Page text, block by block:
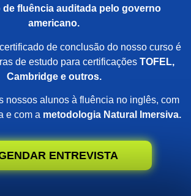
de fluência auditada pelo governo
americano.
de conclusão do nosso curso é
de estudo para certificações TOFEL,
Cambridge e outros.
nossos alunos à fluência no inglês, com
e com a metodologia Natural Imersiva.
ENTREVISTA